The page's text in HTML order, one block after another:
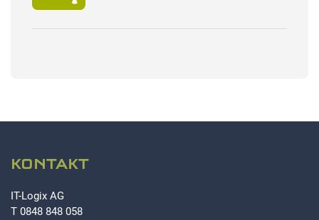
KONTAKT
IT-Logix AG
T 0848 848 058